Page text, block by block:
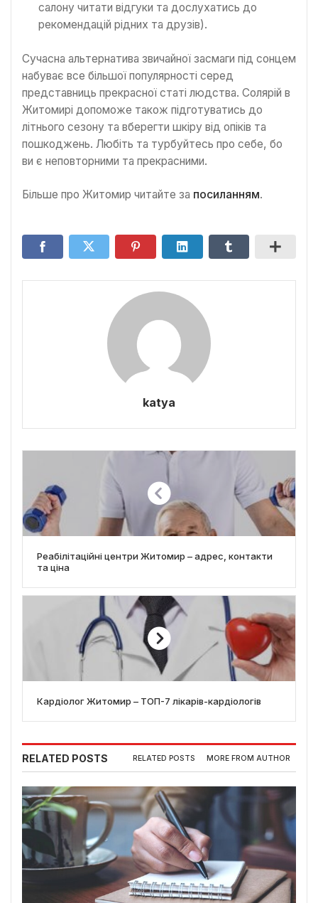
салону читати відгуки та дослухатись до
рекомендацій рідних та друзів).
Сучасна альтернатива звичайної засмаги під сонцем
набуває все більшої популярності серед
представниць прекрасної статі людства. Солярій в
Житомирі допоможе також підготуватись до
літнього сезону та вберегти шкіру від опіків та
пошкоджень. Любіть та турбуйтесь про себе, бо
ви є неповторними та прекрасними.
Більше про Житомир читайте за посиланням.
katya
Реабілітаційні центри Житомир – адрес, контакти
та ціна
Кардіолог Житомир – ТОП-7 лікарів-кардіологів
RELATED POSTS RELATED POSTS MORE FROM AUTHOR